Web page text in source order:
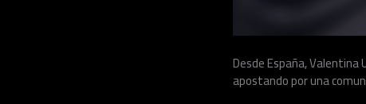
Desde España,
apostando por una